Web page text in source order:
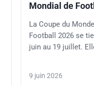
Mondial de
La Coupe du
Football 2026 se
juin au 19 juillet.
9 juin 2026